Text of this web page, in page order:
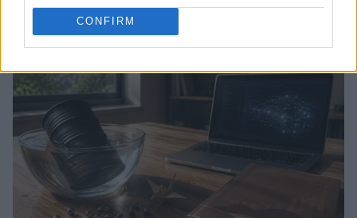
CONFIRM
Edoardo Vitali · 30 Lug 2026